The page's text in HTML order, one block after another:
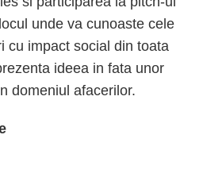
unde va cunoaste cele
cu impact social din toata
ideea in fata unor
domeniul afacerilor.